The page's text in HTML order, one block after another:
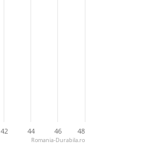
42 44 46 48
Romania-Durabila.ro